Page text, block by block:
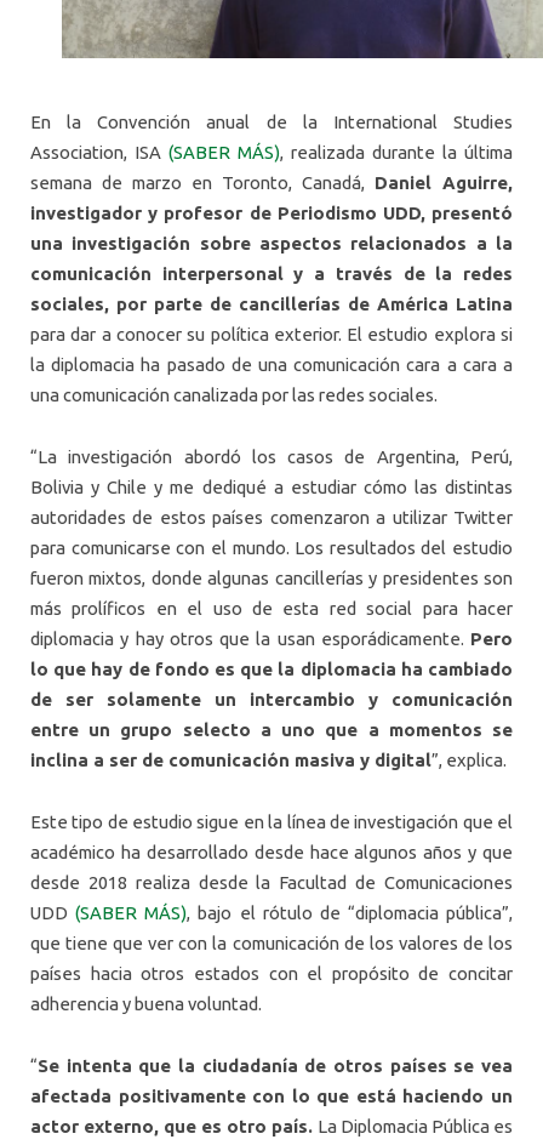
En la Convención anual de la International Studies
Association, ISA (SABER MÁS), realizada durante la última
semana de marzo en Toronto, Canadá, Daniel Aguirre,
investigador y profesor de Periodismo UDD, presentó
una investigación sobre aspectos relacionados a la
comunicación interpersonal y a través de la redes
sociales, por parte de cancillerías de América Latina
para dar a conocer su política exterior. El estudio explora si
la diplomacia ha pasado de una comunicación cara a cara a
una comunicación canalizada por las redes sociales.
“La investigación abordó los casos de Argentina, Perú,
Bolivia y Chile y me dediqué a estudiar cómo las distintas
autoridades de estos países comenzaron a utilizar Twitter
para comunicarse con el mundo. Los resultados del estudio
fueron mixtos, donde algunas cancillerías y presidentes son
más prolíficos en el uso de esta red social para hacer
diplomacia y hay otros que la usan esporádicamente. Pero
lo que hay de fondo es que la diplomacia ha cambiado
de ser solamente un intercambio y comunicación
entre un grupo selecto a uno que a momentos se
inclina a ser de comunicación masiva y digital”, explica.
Este tipo de estudio sigue en la línea de investigación que el
académico ha desarrollado desde hace algunos años y que
desde 2018 realiza desde la Facultad de Comunicaciones
UDD (SABER MÁS), bajo el rótulo de “diplomacia pública”,
que tiene que ver con la comunicación de los valores de los
países hacia otros estados con el propósito de concitar
adherencia y buena voluntad.
“Se intenta que la ciudadanía de otros países se vea
afectada positivamente con lo que está haciendo un
actor externo, que es otro país. La Diplomacia Pública es